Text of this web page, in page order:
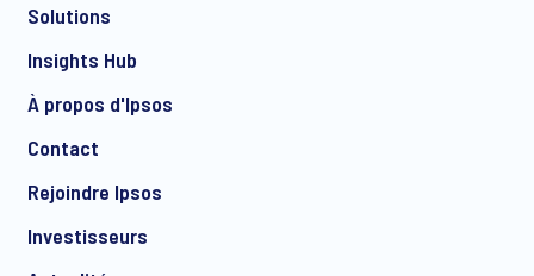
Solutions
Insights Hub
À propos d'Ipsos
Contact
Rejoindre Ipsos
Investisseurs